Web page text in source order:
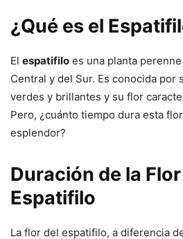
¿Qué es el
El espatifilo es una planta
Central y del Sur. Es conocida por
verdes y brillantes y su flor
Pero, ¿cuánto tiempo dura esta
esplendor?
Duración de la
Espatifilo
La flor del espatifilo, a diferencia